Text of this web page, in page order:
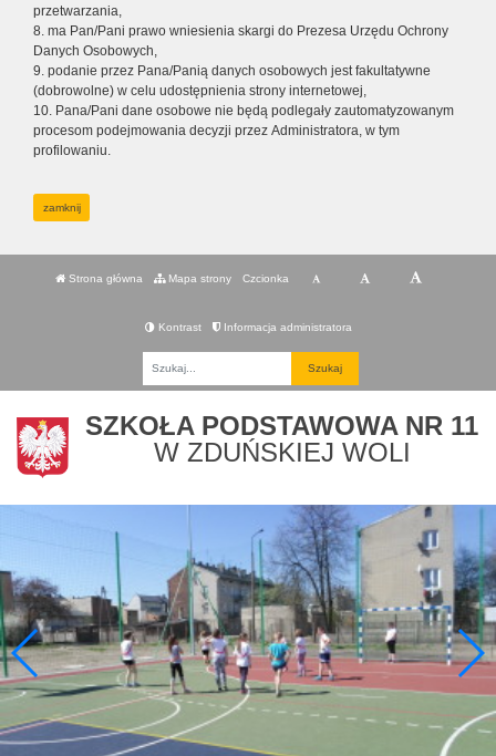
przetwarzania,
8. ma Pan/Pani prawo wniesienia skargi do Prezesa Urzędu Ochrony
Danych Osobowych,
9. podanie przez Pana/Panią danych osobowych jest fakultatywne
(dobrowolne) w celu udostępnienia strony internetowej,
10. Pana/Pani dane osobowe nie będą podlegały zautomatyzowanym
procesom podejmowania decyzji przez Administratora, w tym
profilowaniu.
zamknij
Strona główna Mapa strony Czcionka
Kontrast Informacja administratora
SZKOŁA PODSTAWOWA NR 11
W ZDUŃSKIEJ WOLI